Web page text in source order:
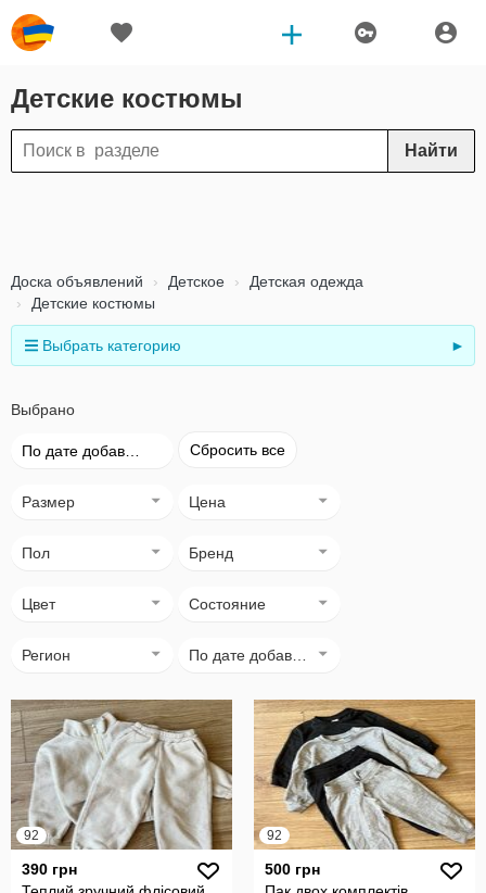
Детские костюмы
Найти
Доска объявлений Детское
Детская одежда
Детские костюмы
Выбрать категорию ►
Выбрано
Сбросить все
Размер Цена
Пол Бренд
Цвет Состояние
Регион
92
390 грн
92
500 грн